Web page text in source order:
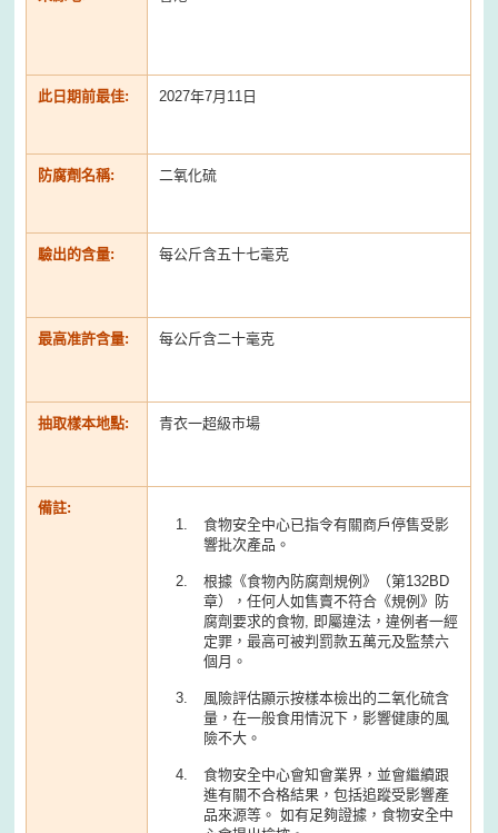
此日期前最佳: 2027年7月11日
防腐劑名稱: 二氧化硫
驗出的含量: 每公斤含五十七毫克
最高准許含量: 每公斤含二十毫克
抽取樣本地點: 青衣一超級市場
備註:
食物安全中心已指令有關商戶停售受影
響批次產品。
根據《食物內防腐劑規例》（第132BD
章），任何人如售賣不符合《規例》防
腐劑要求的食物, 即屬違法，違例者一經
定罪，最高可被判罰款五萬元及監禁六
個月。
風險評估顯示按樣本檢出的二氧化硫含
量，在一般食用情況下，影響健康的風
險不大。
食物安全中心會知會業界，並會繼續跟
進有關不合格結果，包括追蹤受影響產
品來源等。 如有足夠證據，食物安全中